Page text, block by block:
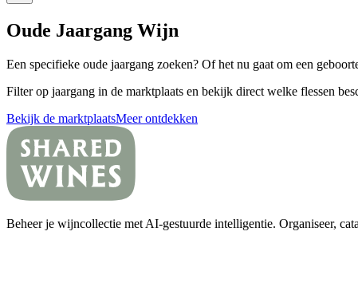
Oude Jaargang Wijn
Een specifieke oude jaargang zoeken? Of het nu gaat om een
Filter op jaargang in de marktplaats en bekijk direct welke flessen
Bekijk de marktplaatsMeer ontdekken
Beheer je wijncollectie met AI-gestuurde intelligentie. Organiseer,